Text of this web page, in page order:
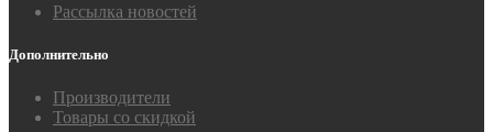
Рассылка новостей
Дополнительно
Производители
Товары со скидкой